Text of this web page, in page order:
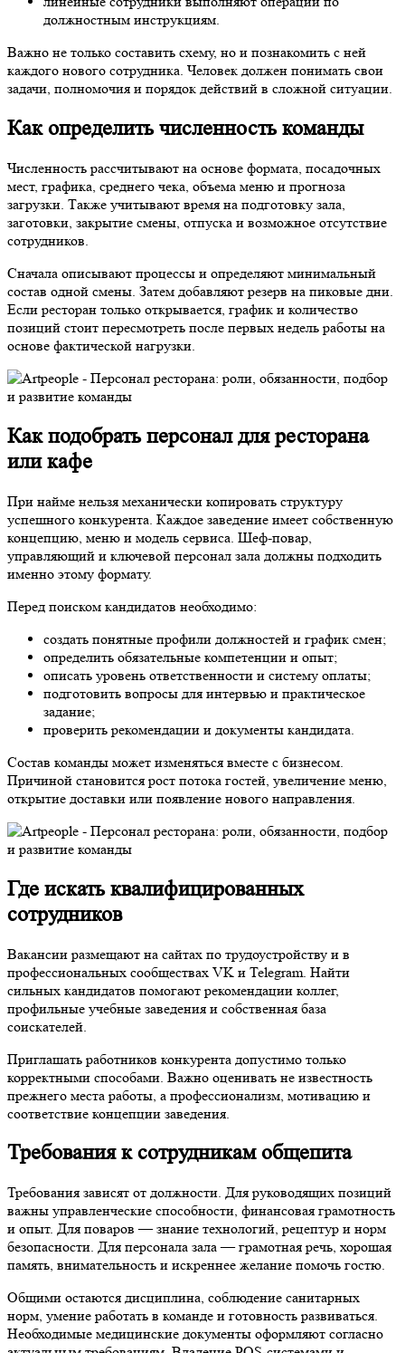
должностным инструкциям.
Важно не только составить схему, но и познакомить с ней
каждого нового сотрудника. Человек должен понимать свои
задачи, полномочия и порядок действий в сложной ситуации.
Как определить численность команды
Численность рассчитывают на основе формата, посадочных
мест, графика, среднего чека, объема меню и прогноза
загрузки. Также учитывают время на подготовку зала,
заготовки, закрытие смены, отпуска и возможное отсутствие
сотрудников.
Сначала описывают процессы и определяют минимальный
состав одной смены. Затем добавляют резерв на пиковые дни.
Если ресторан только открывается, график и количество
позиций стоит пересмотреть после первых недель работы на
основе фактической нагрузки.
Как подобрать персонал для ресторана
или кафе
При найме нельзя механически копировать структуру
успешного конкурента. Каждое заведение имеет собственную
концепцию, меню и модель сервиса. Шеф-повар,
управляющий и ключевой персонал зала должны подходить
именно этому формату.
Перед поиском кандидатов необходимо:
создать понятные профили должностей и график смен;
определить обязательные компетенции и опыт;
описать уровень ответственности и систему оплаты;
подготовить вопросы для интервью и практическое
задание;
проверить рекомендации и документы кандидата.
Состав команды может изменяться вместе с бизнесом.
Причиной становится рост потока гостей, увеличение меню,
открытие доставки или появление нового направления.
Где искать квалифицированных
сотрудников
Вакансии размещают на сайтах по трудоустройству и в
профессиональных сообществах VK и Telegram. Найти
сильных кандидатов помогают рекомендации коллег,
профильные учебные заведения и собственная база
соискателей.
Приглашать работников конкурента допустимо только
корректными способами. Важно оценивать не известность
прежнего места работы, а профессионализм, мотивацию и
соответствие концепции заведения.
Требования к сотрудникам общепита
Требования зависят от должности. Для руководящих позиций
важны управленческие способности, финансовая грамотность
и опыт. Для поваров — знание технологий, рецептур и норм
безопасности. Для персонала зала — грамотная речь, хорошая
память, внимательность и искреннее желание помочь гостю.
Общими остаются дисциплина, соблюдение санитарных
норм, умение работать в команде и готовность развиваться.
Необходимые медицинские документы оформляют согласно